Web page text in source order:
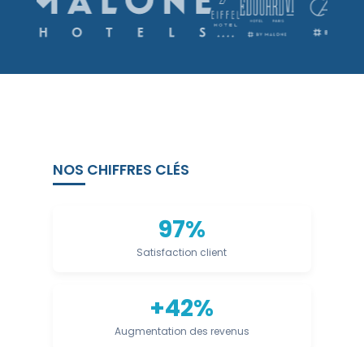
NOS CHIFFRES CLÉS
97%
Satisfaction client
+42%
Augmentation des revenus